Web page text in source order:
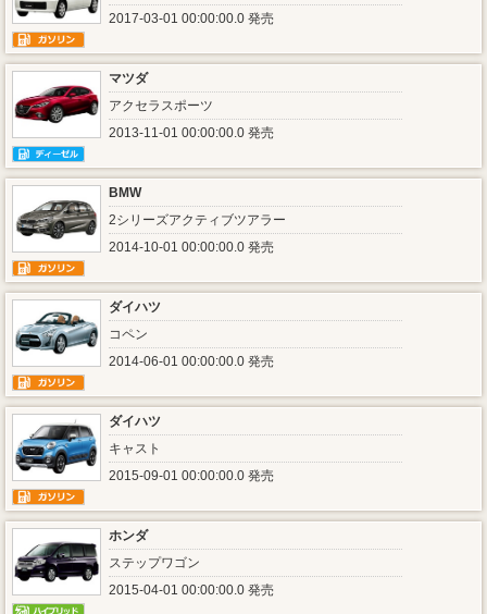
2017-03-01 00:00:00.0 発売
マツダ
アクセラスポーツ
2013-11-01 00:00:00.0 発売
BMW
2シリーズアクティブツアラー
2014-10-01 00:00:00.0 発売
ダイハツ
コペン
2014-06-01 00:00:00.0 発売
ダイハツ
キャスト
2015-09-01 00:00:00.0 発売
ホンダ
ステップワゴン
2015-04-01 00:00:00.0 発売